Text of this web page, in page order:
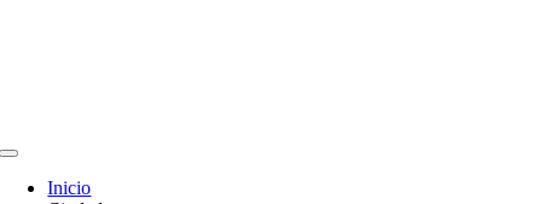
Toggle
Navigation
Inicio